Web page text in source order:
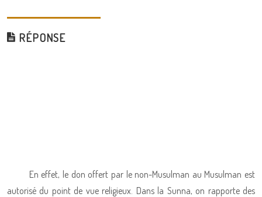
RÉPONSE
En effet, le don offert par le non-Musulman au Musulman est
autorisé du point de vue religieux. Dans la Sunna, on rapporte des